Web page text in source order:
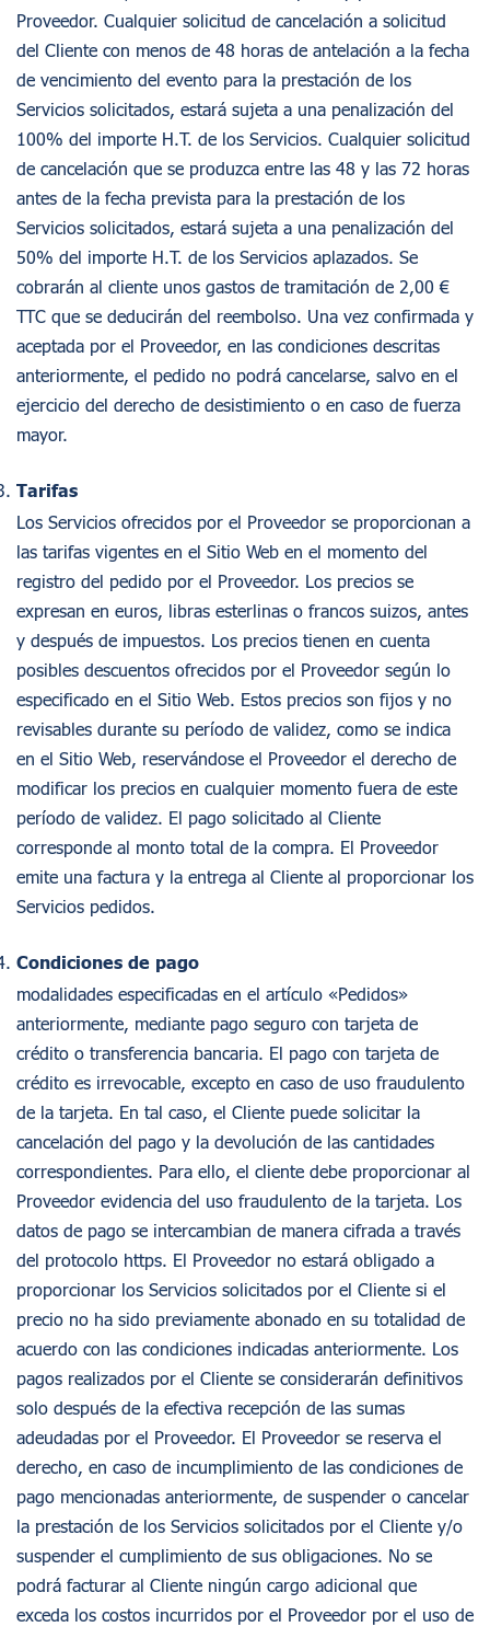
Proveedor. Cualquier solicitud de cancelación a solicitud
del Cliente con menos de 48 horas de antelación a la fecha
de vencimiento del evento para la prestación de los
Servicios solicitados, estará sujeta a una penalización del
100% del importe H.T. de los Servicios. Cualquier solicitud
de cancelación que se produzca entre las 48 y las 72 horas
antes de la fecha prevista para la prestación de los
Servicios solicitados, estará sujeta a una penalización del
50% del importe H.T. de los Servicios aplazados. Se
cobrarán al cliente unos gastos de tramitación de 2,00 €
TTC que se deducirán del reembolso. Una vez confirmada y
aceptada por el Proveedor, en las condiciones descritas
anteriormente, el pedido no podrá cancelarse, salvo en el
ejercicio del derecho de desistimiento o en caso de fuerza
mayor.
Tarifas
Los Servicios ofrecidos por el Proveedor se proporcionan a
las tarifas vigentes en el Sitio Web en el momento del
registro del pedido por el Proveedor. Los precios se
expresan en euros, libras esterlinas o francos suizos, antes
y después de impuestos. Los precios tienen en cuenta
posibles descuentos ofrecidos por el Proveedor según lo
especificado en el Sitio Web. Estos precios son fijos y no
revisables durante su período de validez, como se indica
en el Sitio Web, reservándose el Proveedor el derecho de
modificar los precios en cualquier momento fuera de este
período de validez. El pago solicitado al Cliente
corresponde al monto total de la compra. El Proveedor
emite una factura y la entrega al Cliente al proporcionar los
Servicios pedidos.
Condiciones de pago
modalidades especificadas en el artículo «Pedidos»
anteriormente, mediante pago seguro con tarjeta de
crédito o transferencia bancaria. El pago con tarjeta de
crédito es irrevocable, excepto en caso de uso fraudulento
de la tarjeta. En tal caso, el Cliente puede solicitar la
cancelación del pago y la devolución de las cantidades
correspondientes. Para ello, el cliente debe proporcionar al
Proveedor evidencia del uso fraudulento de la tarjeta. Los
datos de pago se intercambian de manera cifrada a través
del protocolo https. El Proveedor no estará obligado a
proporcionar los Servicios solicitados por el Cliente si el
precio no ha sido previamente abonado en su totalidad de
acuerdo con las condiciones indicadas anteriormente. Los
pagos realizados por el Cliente se considerarán definitivos
solo después de la efectiva recepción de las sumas
adeudadas por el Proveedor. El Proveedor se reserva el
derecho, en caso de incumplimiento de las condiciones de
pago mencionadas anteriormente, de suspender o cancelar
la prestación de los Servicios solicitados por el Cliente y/o
suspender el cumplimiento de sus obligaciones. No se
podrá facturar al Cliente ningún cargo adicional que
exceda los costos incurridos por el Proveedor por el uso de